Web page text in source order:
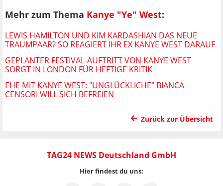
Mehr zum Thema Kanye "Ye" West:
LEWIS HAMILTON UND KIM KARDASHIAN DAS NEUE
TRAUMPAAR? SO REAGIERT IHR EX KANYE WEST DARAUF
GEPLANTER FESTIVAL-AUFTRITT VON KANYE WEST
SORGT IN LONDON FÜR HEFTIGE KRITIK
EHE MIT KANYE WEST: "UNGLÜCKLICHE" BIANCA
CENSORI WILL SICH BEFREIEN
Zurück zur Übersicht
TAG24 NEWS Deutschland GmbH
Hier findest du uns: